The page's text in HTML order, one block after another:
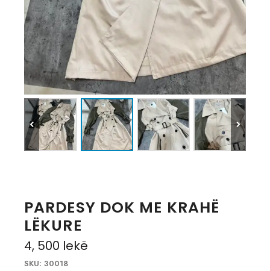
PARDESY DOK ME KRAHË
LËKURE
4, 500 lekë
SKU: 30018